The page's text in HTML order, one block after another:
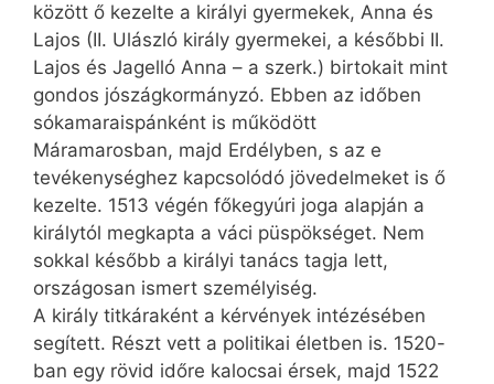
között ő kezelte a királyi gyermekek, Anna és
Lajos (II. Ulászló király gyermekei, a későbbi II.
Lajos és Jagelló Anna – a szerk.) birtokait mint
gondos jószágkormányzó. Ebben az időben
sókamaraispánként is működött
Máramarosban, majd Erdélyben, s az e
tevékenységhez kapcsolódó jövedelmeket is ő
kezelte. 1513 végén főkegyúri joga alapján a
királytól megkapta a váci püspökséget. Nem
sokkal később a királyi tanács tagja lett,
országosan ismert személyiség.
A király titkáraként a kérvények intézésében
segített. Részt vett a politikai életben is. 1520-
ban egy rövid időre kalocsai érsek, majd 1522